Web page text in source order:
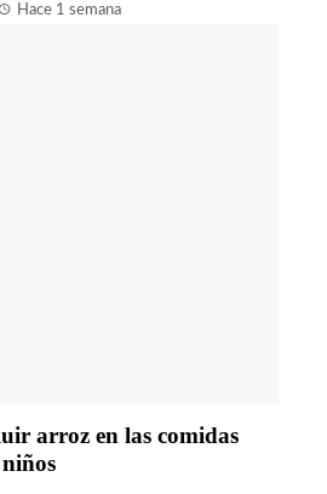
Hace 1 semana
arroz en las comidas